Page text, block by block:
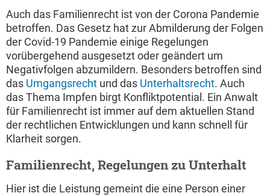
Auch das Familienrecht ist von der Corona Pandemie
betroffen. Das Gesetz hat zur Abmilderung der Folgen
der Covid-19 Pandemie einige Regelungen
vorübergehend ausgesetzt oder geändert um
Negativfolgen abzumildern. Besonders betroffen sind
das Umgangsrecht und das Unterhaltsrecht. Auch
das Thema Impfen birgt Konfliktpotential. Ein Anwalt
für Familienrecht ist immer auf dem aktuellen Stand
der rechtlichen Entwicklungen und kann schnell für
Klarheit sorgen.
Familienrecht, Regelungen zu Unterhalt
Hier ist die Leistung gemeint die eine Person einer